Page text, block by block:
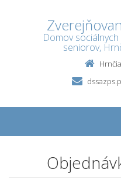
Domov
seniorov,